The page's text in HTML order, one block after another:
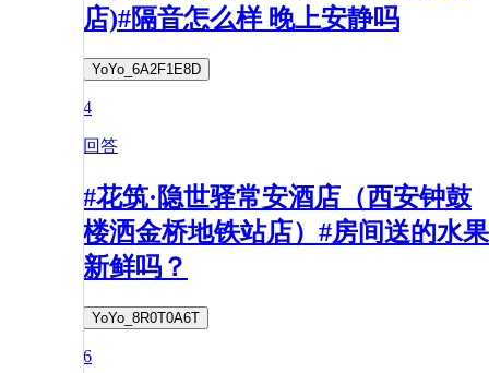
店)#隔音怎么样 晚上安静吗
YoYo_6A2F1E8D
4
回答
#花筑·隐世驿常安酒店（西安钟鼓
楼洒金桥地铁站店）#房间送的水果
新鲜吗？
YoYo_8R0T0A6T
6